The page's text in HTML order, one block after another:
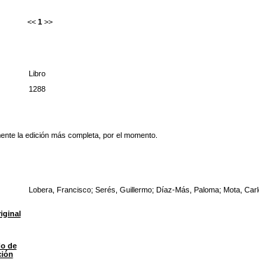
<< 1 >>
Libro
1288
la edición más completa, por el momento.
Lobera, Francisco; Serés, Guillermo; Díaz-Más, Paloma; Mota,
de